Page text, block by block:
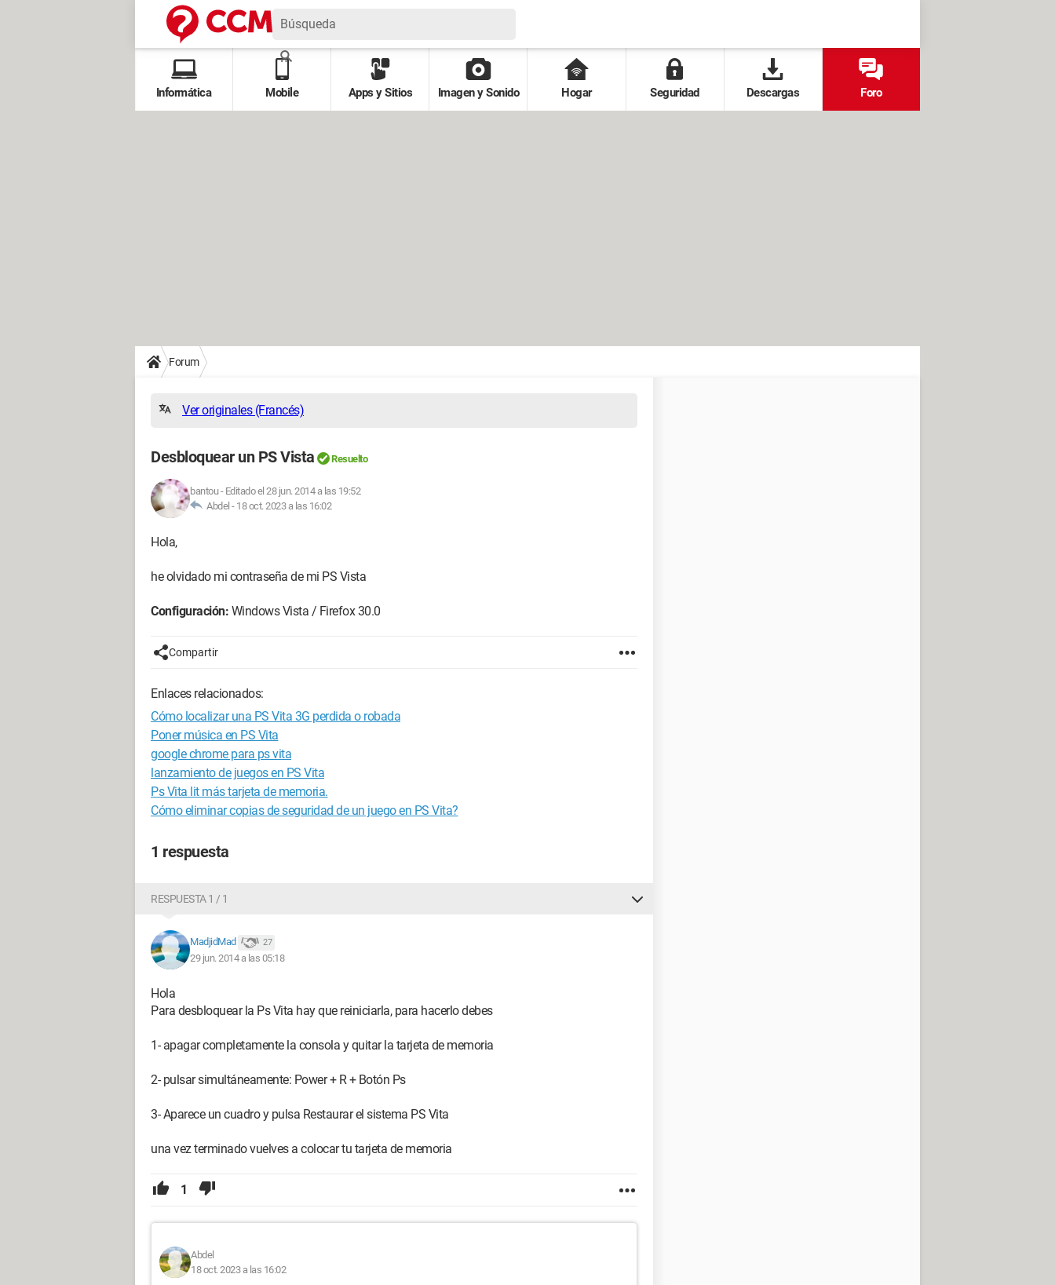
Informática Mobile Apps y Sitios Imagen y Sonido Hogar Seguridad Descargas Foro
Forum
Ver originales (Francés)
Desbloquear un PS Vista Resuelto
bantou- Editado el 28 jun. 2014 a las 19:52
Abdel - 18 oct. 2023 a las 16:02
Hola,
he olvidado mi contraseña de mi PS Vista
Configuración: Windows Vista / Firefox 30.0
Compartir
Enlaces relacionados:
Cómo localizar una PS Vita 3G perdida o robada
Poner música en PS Vita
google chrome para ps vita
lanzamiento de juegos en PS Vita
Ps Vita lit más tarjeta de memoria.
Cómo eliminar copias de seguridad de un juego en PS Vita?
1 respuesta
RESPUESTA 1 / 1
MadjidMad 27
29 jun. 2014 a las 05:18
Hola
Para desbloquear la Ps Vita hay que reiniciarla, para hacerlo debes
1- apagar completamente la consola y quitar la tarjeta de memoria
2- pulsar simultáneamente: Power + R + Botón Ps
3- Aparece un cuadro y pulsa Restaurar el sistema PS Vita
una vez terminado vuelves a colocar tu tarjeta de memoria
1
Abdel
18 oct. 2023 a las 16:02